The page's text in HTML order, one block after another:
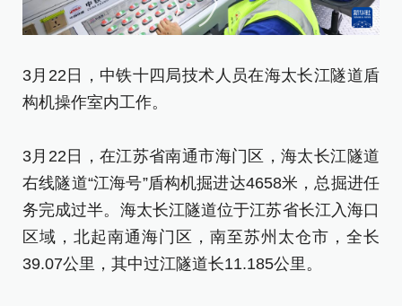
3月22日，中铁十四局技术人员在海太长江隧道盾
构机操作室内工作。
3月22日，在江苏省南通市海门区，海太长江隧道
右线隧道“江海号”盾构机掘进达4658米，总掘进任
务完成过半。海太长江隧道位于江苏省长江入海口
区域，北起南通海门区，南至苏州太仓市，全长
39.07公里，其中过江隧道长11.185公里。